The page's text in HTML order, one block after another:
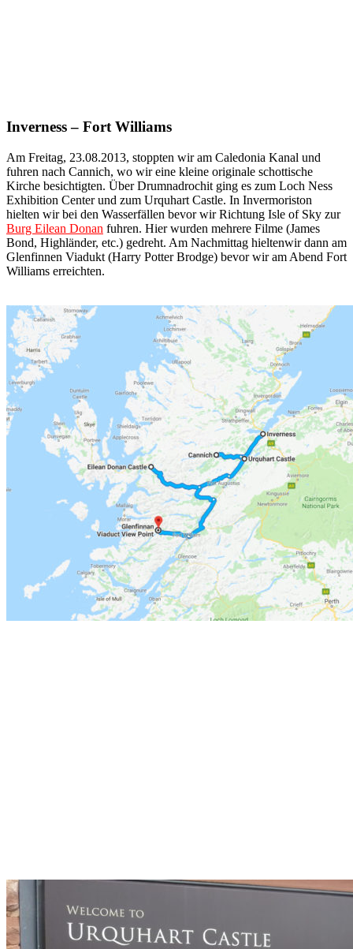
Inverness – Fort Williams
Am Freitag, 23.08.2013, stoppten wir am Caledonia Kanal und
fuhren nach Cannich, wo wir eine kleine originale schottische
Kirche besichtigten. Über Drumnadrochit ging es zum Loch Ness
Exhibition Center und zum Urquhart Castle. In Invermoriston
hielten wir bei den Wasserfällen bevor wir Richtung Isle of Sky zur
Burg Eilean Donan fuhren. Hier wurden mehrere Filme (James
Bond, Highländer, etc.) gedreht. Am Nachmittag hieltenwir dann am
Glenfinnen Viadukt (Harry Potter Brodge) bevor wir am Abend Fort
Williams erreichten.